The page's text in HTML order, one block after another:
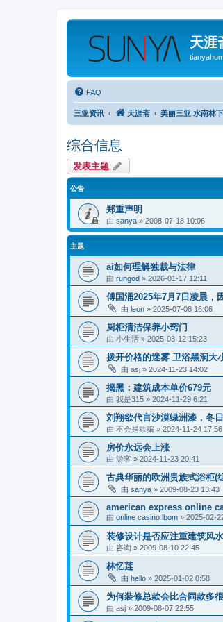
天涯
FAQ
三亚资讯 天涯斋 美丽三亚 水南林下
综合信息
发表主题
公告
郑重声明
由 sanya » 2008-07-18 10:06
主题
ai如何理解独裁与法律
由 rungod » 2026-01-17 12:11
傅国涌2025年7月7日凌晨，
由 leon » 2025-07-08 16:06
厨柜清洁保养小窍门
由 小生活 » 2025-03-12 15:23
拨开价格的迷雾 卫浴黑洞大
由 asj » 2024-11-23 14:02
揭黑：建筑成本单价679元
由 我是315 » 2024-11-29 6:21
刘翔欲代言沙漠绿洲漆，冬
由 不会是欺骗 » 2024-11-24 17:56
房价永远会上涨
由 游客 » 2024-11-23 20:41
古典华丽的欧洲贵族式浴柜(
由 sanya » 2009-08-23 13:43
american express online
由 online casino lbom » 2025-02-
装修设计是否应注重建筑风
由 咨询 » 2009-08-10 22:45
林忆莲
由 hello » 2025-01-02 0:58
为何装修总款会比合同款多
由 asj » 2009-08-07 22:55